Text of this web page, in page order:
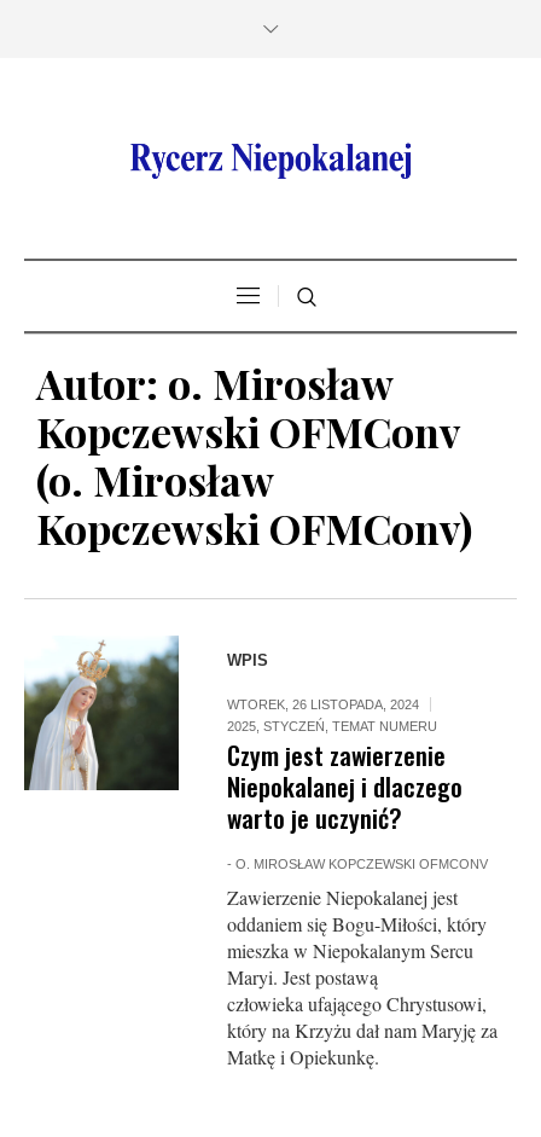
Autor: o. Mirosław
Kopczewski OFMConv
(o. Mirosław
Kopczewski OFMConv)
WPIS
WTOREK, 26 LISTOPADA, 2024
2025 ,STYCZEŃ ,TEMAT NUMERU
Czym jest zawierzenie
Niepokalanej i dlaczego
warto je uczynić?
-O. MIROSŁAW KOPCZEWSKI OFMCONV
Zawierzenie Niepokalanej jest
oddaniem się Bogu-Miłości, który
mieszka w Niepokalanym Sercu
Maryi. Jest postawą
człowieka ufającego Chrystusowi,
który na Krzyżu dał nam Maryję za
Matkę i Opiekunkę.